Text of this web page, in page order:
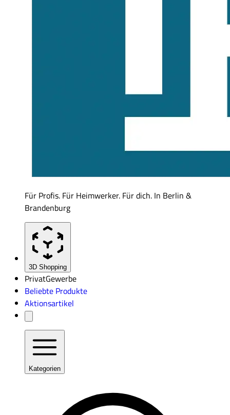
Für Profis. Für Heimwerker. Für dich. In Berlin &
Brandenburg
3D Shopping
PrivatGewerbe
Beliebte Produkte
Aktionsartikel
Kategorien